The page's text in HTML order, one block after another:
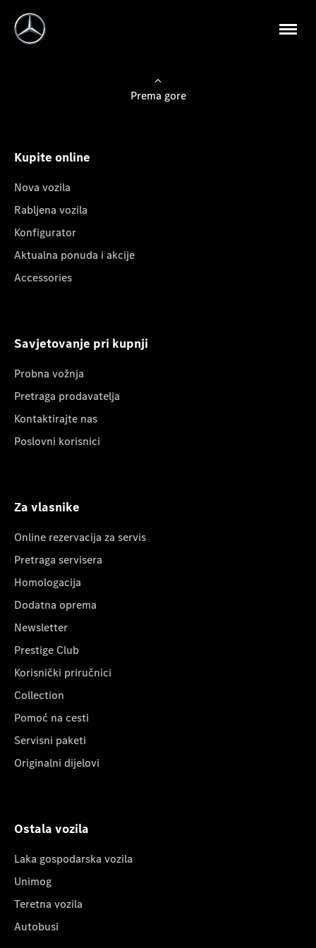
Prema gore
Kupite online
Nova vozila
Rabljena vozila
Konfigurator
Aktualna ponuda i akcije
Accessories
Savjetovanje pri kupnji
Probna vožnja
Pretraga prodavatelja
Kontaktirajte nas
Poslovni korisnici
Za vlasnike
Online rezervacija za servis
Pretraga servisera
Homologacija
Dodatna oprema
Newsletter
Prestige Club
Korisnički priručnici
Collection
Pomoć na cesti
Servisni paketi
Originalni dijelovi
Ostala vozila
Laka gospodarska vozila
Unimog
Teretna vozila
Autobusi